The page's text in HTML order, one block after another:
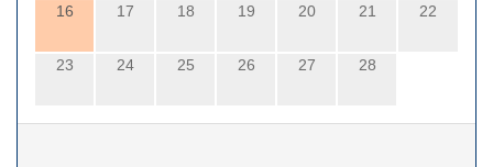
16 17 18 19 20 21 22
23 24 25 26 27 28